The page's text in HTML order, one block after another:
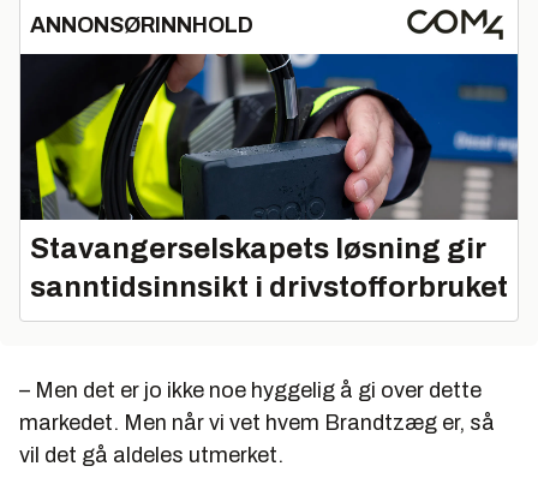
ANNONSØRINNHOLD
Stavangerselskapets løsning gir
sanntidsinnsikt i drivstofforbruket
– Men det er jo ikke noe hyggelig å gi over dette
markedet. Men når vi vet hvem Brandtzæg er, så
vil det gå aldeles utmerket.